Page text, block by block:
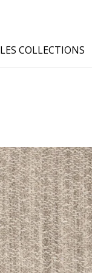
LES COLLECTIONS
Coton
Laine
Lin